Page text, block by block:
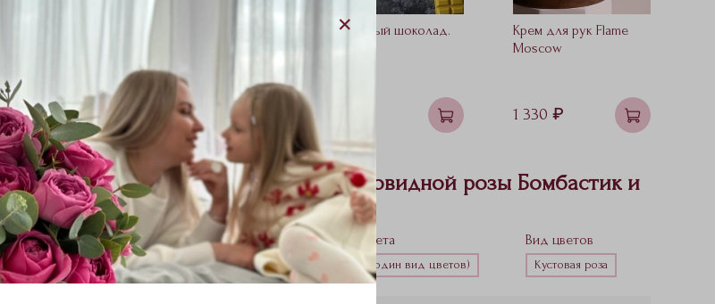
Шоколад кокосовый с
100гр.
690 ₽
Банановый шоколад.
Крем для рук Flame
Moscow
1 330 ₽
Букет из кустовой пионовидной розы Бомбастик и
зелени. Букет 1170
Размер
S
Цвет
Розовый
Тип букета
Моно (один вид цветов)
Вид цветов
Кустовая роза